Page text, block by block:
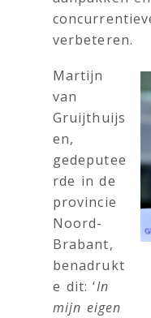
verbeteren.
Martijn
van
Gruijthuijs
en,
gedeputee
rde in de
provincie
Noord-
Brabant,
benadrukt
e dit: ‘In
mijn eigen